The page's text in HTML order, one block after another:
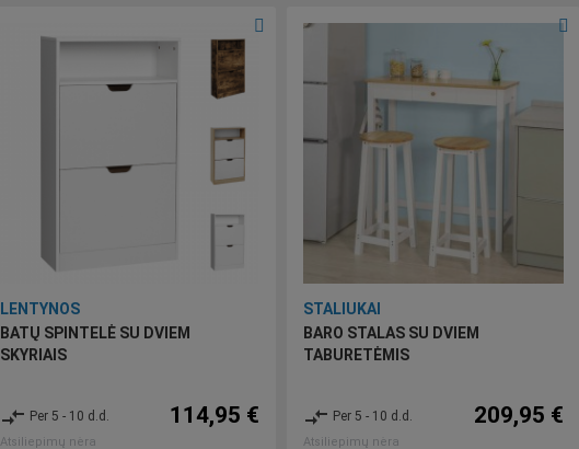
LENTYNOS
BATŲ SPINTELĖ SU DVIEM
SKYRIAIS
compare_arrows Per 5 - 10 d.d.
Atsiliepimų nėra
114,95 €
STALIUKAI
BARO STALAS SU DVIEM
TABURETĖMIS
compare_arrows Per 5 - 10 d.d.
Atsiliepimų nėra
209,95 €